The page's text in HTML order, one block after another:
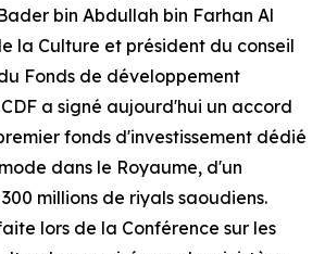
bin Abdullah bin Farhan Al
la Culture et président du conseil
Fonds de développement
a signé aujourd'hui un accord
fonds d'investissement dédié
dans le Royaume, d'un
millions de riyals saoudiens.
lors de la Conférence sur les